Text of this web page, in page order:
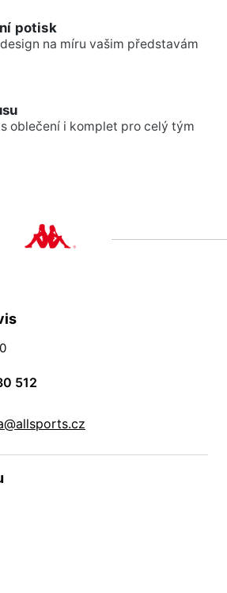
potisk
na míru vašim představám
oblečení i komplet pro celý tým
512